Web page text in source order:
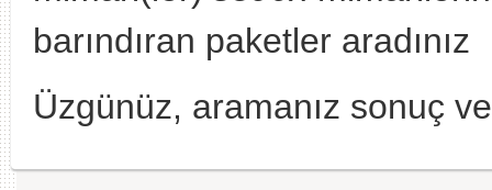
barındıran paketler aradınız
Üzgünüz, aramanız sonuç